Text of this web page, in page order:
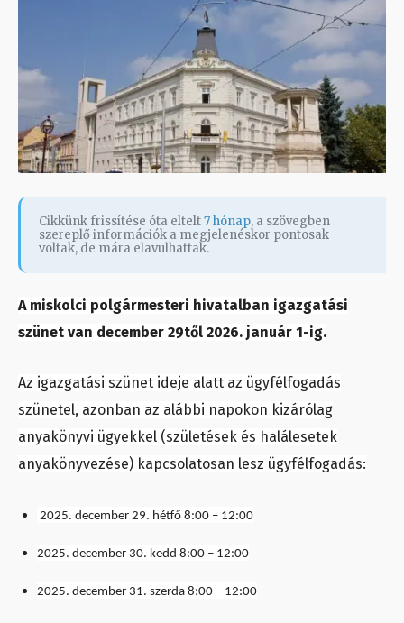
Cikkünk frissítése óta eltelt7 hónap, a szövegben
szereplő információk a megjelenéskor pontosak
voltak, de mára elavulhattak.
A miskolci polgármesteri hivatalban igazgatási
szünet van december 29től 2026. január 1-ig.
Az igazgatási szünet ideje alatt az ügyfélfogadás
szünetel, azonban az alábbi napokon kizárólag
anyakönyvi ügyekkel (születések és halálesetek
anyakönyvezése) kapcsolatosan lesz ügyfélfogadás:
2025. december 29. hétfő 8:00 – 12:00
2025. december 30. kedd 8:00 – 12:00
2025. december 31. szerda 8:00 – 12:00